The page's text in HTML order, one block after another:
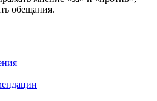
обещания.